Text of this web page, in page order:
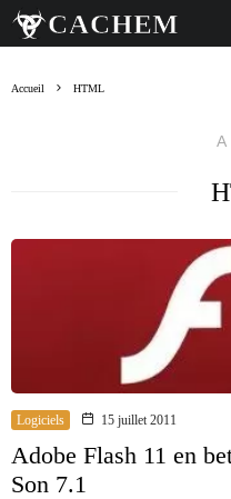
Accueil HTML
A
Logiciels 15 juillet 2011
Adobe Flash 11 en
Son 7.1